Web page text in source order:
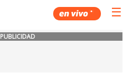
☰
PUBLICIDAD